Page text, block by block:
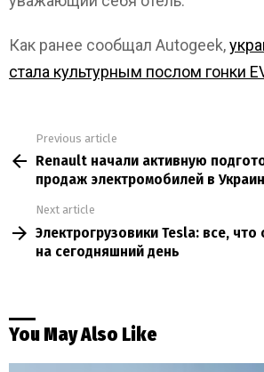
Как ранее сообщал Autogeek,
стала культурным послом гонки
more
Previous article
Renault начали активную
продаж электромобилей в
Next article
Электрогрузовики Tesla: все, что
на сегодняшний день
You May Also Like